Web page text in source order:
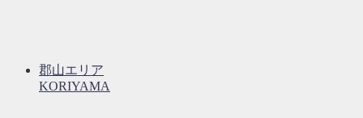
郡山エリア
KORIYAMA